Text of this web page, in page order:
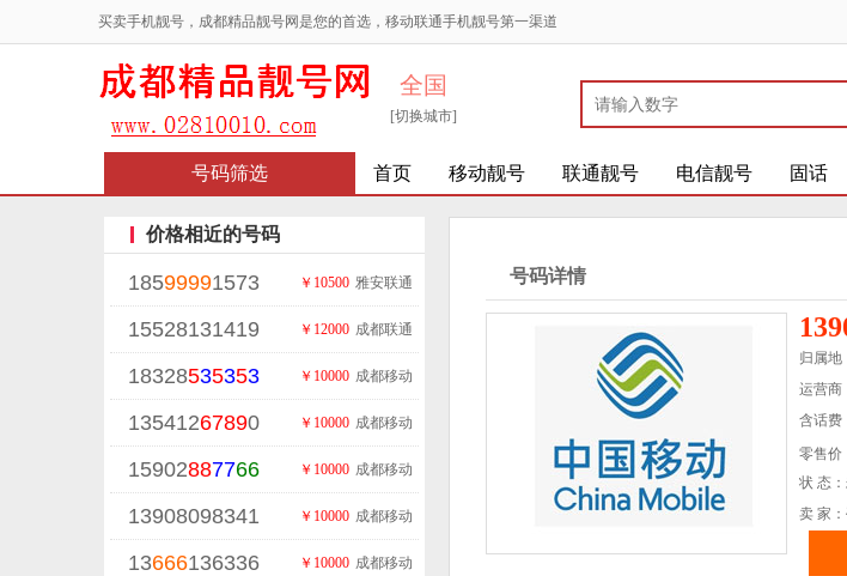
买卖手机靓号，成都精品靓号网是您的首选，移动联通手机靓号第一渠道
全国
[切换城市]
号码筛选 首页 移动靓号 联通靓号 电信靓号 固话
价格相近的号码
18599991573 雅安联通
￥10500
15528131419 成都联通
￥12000
18328535353 成都移动
￥10000
13541267890 成都移动
￥10000
15902887766 成都移动
￥10000
13908098341 成都移动
￥10000
13666136336 成都移动
￥10000
号码详情
归属地
运营商
含话费
零售价
状 态：
卖 家：